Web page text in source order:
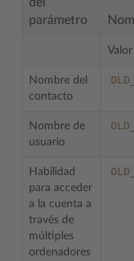
parámetro
Nombre del
contacto
Nombre de
usuario
Habilidad
para acceder
a la cuenta a
través de
múltiples
ordenadores